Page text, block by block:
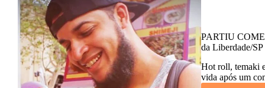
PARTIU
da Liberdade/SP
Hot roll, temaki
vida após um